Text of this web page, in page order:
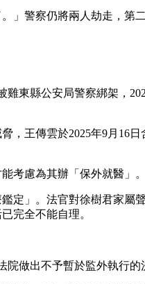
」警察仍將兩人劫走，第
東縣公安局警察綁架，
，王傳雲於2025年9月16
考慮為其辦「保外就醫
定」。法官對徐樹君家
完全不能自理。
做出不予暫於監外執行的